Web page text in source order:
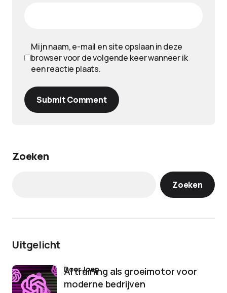
Mijn naam, e-mail en site opslaan in deze
browser voor de volgende keer wanneer ik
een reactie plaats.
Submit Comment
Zoeken
Zoeken
Uitgelicht
AI training als groeimotor voor
moderne bedrijven
door Joep